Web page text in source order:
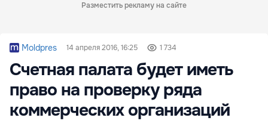
Разместить рекламу на сайте
Moldpres 14 апреля 2016, 16:25 1 734
Счетная палата будет иметь
право на проверку ряда
коммерческих организаций